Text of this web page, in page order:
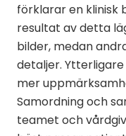
förklarar en klinisk
resultat av detta
bilder, medan
detaljer.
mer
Samordning och
teamet och